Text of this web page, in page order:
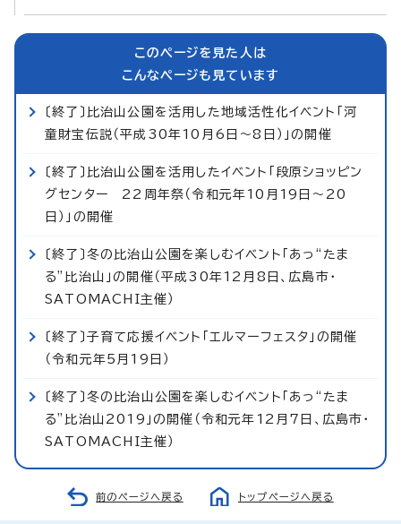
このページを見た人は
こんなページも見ています
〔終了〕比治山公園を活用した地域活性化イベント「河
童財宝伝説（平成30年10月6日～8日）」の開催
〔終了〕比治山公園を活用したイベント「段原ショッピン
グセンター 22周年祭（令和元年10月19日～20
日）」の開催
〔終了〕冬の比治山公園を楽しむイベント「あっ“たま
る”比治山」の開催（平成30年12月8日、広島市・
SATOMACHI主催）
〔終了〕子育て応援イベント「エルマーフェスタ」の開催
（令和元年5月19日）
〔終了〕冬の比治山公園を楽しむイベント「あっ“たま
る”比治山2019」の開催（令和元年12月7日、広島市・
SATOMACHI主催）
前のページへ戻る トップページへ戻る